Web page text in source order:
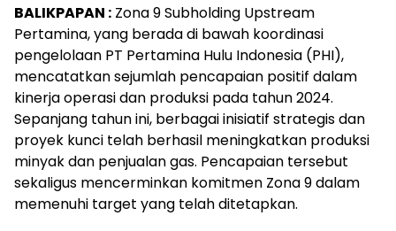
BALIKPAPAN : Zona 9 Subholding Upstream
Pertamina, yang berada di bawah koordinasi
pengelolaan PT Pertamina Hulu Indonesia (PHI),
mencatatkan sejumlah pencapaian positif dalam
kinerja operasi dan produksi pada tahun 2024.
Sepanjang tahun ini, berbagai inisiatif strategis dan
proyek kunci telah berhasil meningkatkan produksi
minyak dan penjualan gas. Pencapaian tersebut
sekaligus mencerminkan komitmen Zona 9 dalam
memenuhi target yang telah ditetapkan.